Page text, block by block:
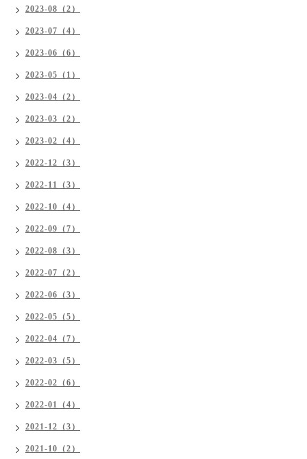
2023-08（2）
2023-07（4）
2023-06（6）
2023-05（1）
2023-04（2）
2023-03（2）
2023-02（4）
2022-12（3）
2022-11（3）
2022-10（4）
2022-09（7）
2022-08（3）
2022-07（2）
2022-06（3）
2022-05（5）
2022-04（7）
2022-03（5）
2022-02（6）
2022-01（4）
2021-12（3）
2021-10（2）